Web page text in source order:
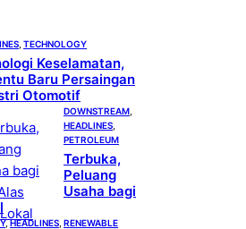
TECHNOLOGY
Keselamatan,
Baru Persaingan
Otomotif
DOWNSTREAM
HEADLINES
PETROLEUM
Terbuka,
Peluang
Usaha bagi
, HEADLINES RENEWABLE